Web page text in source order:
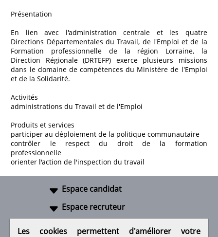
Présentation
En lien avec l'administration centrale et les quatre
Directions Départementales du Travail, de l'Emploi et de la
Formation professionnelle de la région Lorraine, la
Direction Régionale (DRTEFP) exerce plusieurs missions
dans le domaine de compétences du Ministère de l'Emploi
et de la Solidarité.
Activités
administrations du Travail et de l'Emploi
Produits et services
participer au déploiement de la politique communautaire
contrôler le respect du droit de la formation
professionnelle
orienter l'action de l'inspection du travail
Espace candidat
Espace recruteur
Les cookies permettent d'améliorer votre